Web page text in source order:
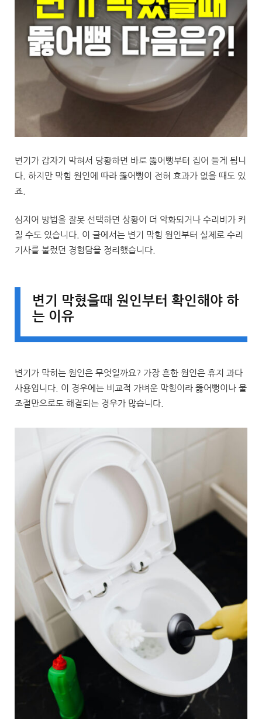
변기가 갑자기 막혀서 당황하면 바로 뚫어뻥부터 집어 들게 됩니
다. 하지만 막힘 원인에 따라 뚫어뻥이 전혀 효과가 없을 때도 있
죠.
심지어 방법을 잘못 선택하면 상황이 더 악화되거나 수리비가 커
질 수도 있습니다. 이 글에서는 변기 막힘 원인부터 실제로 수리
기사를 불렀던 경험담을 정리했습니다.
변기 막혔을때 원인부터 확인해야 하
는 이유
변기가 막히는 원인은 무엇일까요? 가장 흔한 원인은 휴지 과다
사용입니다. 이 경우에는 비교적 가벼운 막힘이라 뚫어뻥이나 물
조절만으로도 해결되는 경우가 많습니다.